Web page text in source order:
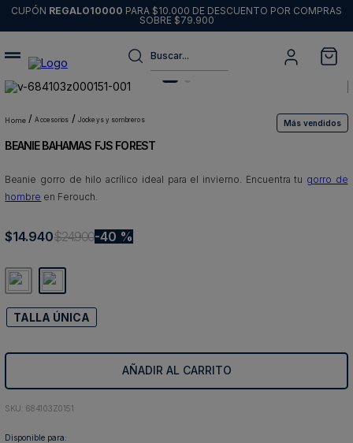
CUPÓN REGALO10000 PARA $10.000 DE DESCUENTO POR COMPRAS
SOBRE $79.900
Buscar...
accesorios jockeys y sombreros Más vendidos
BEANIE BAHAMAS FJS FOREST
Beanie gorro de hilo acrílico ideal para el invierno. Encuentra tu gorro de
hombre en Ferouch.
$14.940$24.900 40 %
TALLA ÚNICA
AÑADIR AL CARRITO
: 684103Z0151
Disponible para:
1.
sweater
2.
chaquetas
3.
pantalon
4.
camisas
5.
chaqueta cuero
7.
jeans
8.
chaqueta